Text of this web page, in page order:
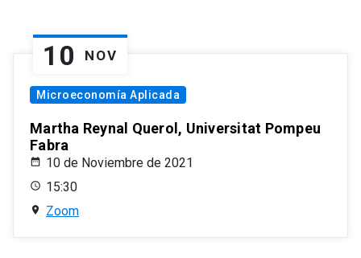
10 NOV
Microeconomía Aplicada
Martha Reynal Querol, Universitat Pompeu
Fabra
10 de Noviembre de 2021
15:30
Zoom